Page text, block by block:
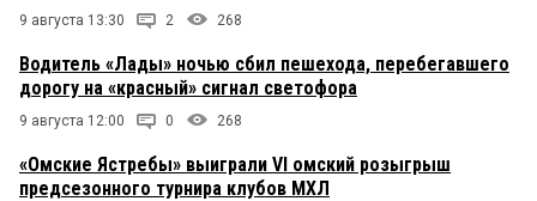
9 августа 13:30 2 268
Водитель «Лады» ночью сбил пешехода, перебегавшего
дорогу на «красный» сигнал светофора
9 августа 12:00 0 268
«Омские Ястребы» выиграли VI омский розыгрыш
предсезонного турнира клубов МХЛ